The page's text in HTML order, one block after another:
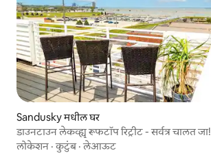
Sandusky मधील घर
डाउनटाउन लेकव्ह्यू रूफटॉप रिट्रीट - सर्वत्र चालत जा!
लोकेशन ·कुटुंब·लेआऊट